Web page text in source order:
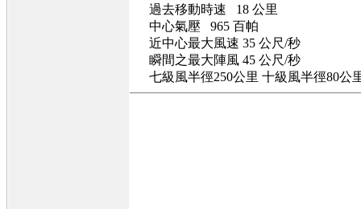
過去移動時速 18 公里
中心氣壓 965 百帕
近中心最大風速 35 公尺/秒
瞬間之最大陣風 45 公尺/秒
七級風半徑250公里 十級風半徑80公